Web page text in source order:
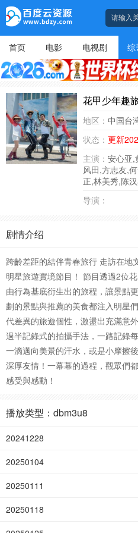
首页 电影 电视剧 综
花甲少年趣
地区： 中国台
状态： 更新
主演： 安心亚,
风田,方志友,
正,林美秀,陈
导演：
剧情介绍
跨齡差距的結伴青春旅行 走訪在地
明星旅遊實境節目！ 節目透過2位
由行為基底衍生出的旅程，讓景點
劃的景點與推薦的美食都注入明星
代差異的旅遊個性，激盪出充滿意
過半記錄式的拍攝手法，一路記錄
一滴邁向美景的汗水，或是小摩擦
深厚友情！一幕幕的過程，觀眾們
感受與感動！
播放类型：dbm3u8
20241228
20250104
20250111
20250118